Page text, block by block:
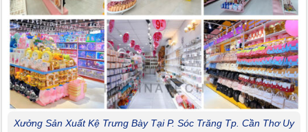
Xưởng Sản Xuất Kệ Trưng Bày Tại P. Sóc Trăng Tp. Cần Thơ Uy